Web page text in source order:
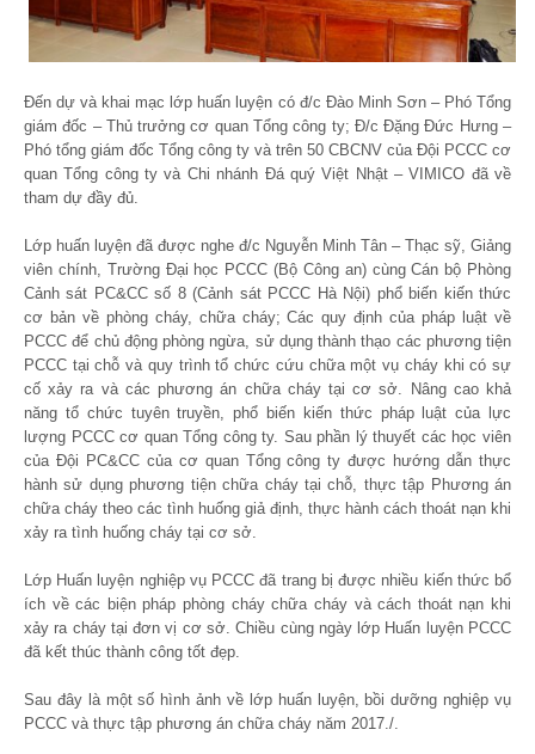
Đến dự và khai mạc lớp huấn luyện có đ/c Đào Minh Sơn – Phó Tổng
giám đốc – Thủ trưởng cơ quan Tổng công ty; Đ/c Đặng Đức Hưng –
Phó tổng giám đốc Tổng công ty và trên 50 CBCNV của Đội PCCC cơ
quan Tổng công ty và Chi nhánh Đá quý Việt Nhật – VIMICO đã về
tham dự đầy đủ.
Lớp huấn luyện đã được nghe đ/c Nguyễn Minh Tân – Thạc sỹ, Giảng
viên chính, Trường Đại học PCCC (Bộ Công an) cùng Cán bộ Phòng
Cảnh sát PC&CC số 8 (Cảnh sát PCCC Hà Nội) phổ biến kiến thức
cơ bản về phòng cháy, chữa cháy; Các quy định của pháp luật về
PCCC để chủ động phòng ngừa, sử dụng thành thạo các phương tiện
PCCC tại chỗ và quy trình tổ chức cứu chữa một vụ cháy khi có sự
cố xảy ra và các phương án chữa cháy tại cơ sở. Nâng cao khả
năng tổ chức tuyên truyền, phổ biến kiến thức pháp luật của lực
lượng PCCC cơ quan Tổng công ty. Sau phần lý thuyết các học viên
của Đội PC&CC của cơ quan Tổng công ty được hướng dẫn thực
hành sử dụng phương tiện chữa cháy tại chỗ, thực tập Phương án
chữa cháy theo các tình huống giả định, thực hành cách thoát nạn khi
xảy ra tình huống cháy tại cơ sở.
Lớp Huấn luyện nghiệp vụ PCCC đã trang bị được nhiều kiến thức bổ
ích về các biện pháp phòng cháy chữa cháy và cách thoát nạn khi
xảy ra cháy tại đơn vị cơ sở. Chiều cùng ngày lớp Huấn luyện PCCC
đã kết thúc thành công tốt đẹp.
Sau đây là một số hình ảnh về lớp huấn luyện, bồi dưỡng nghiệp vụ
PCCC và thực tập phương án chữa cháy năm 2017./.